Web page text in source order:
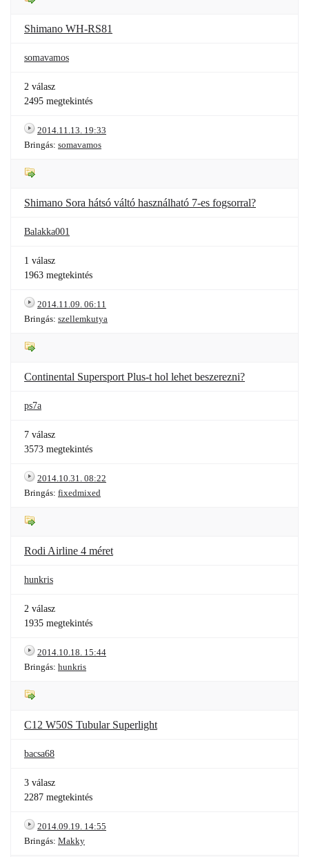
Shimano WH-RS81
somavamos
2 válasz
2495 megtekintés
2014.11.13. 19:33
Bringás: somavamos
Shimano Sora hátsó váltó használható 7-es fogsorral?
Balakka001
1 válasz
1963 megtekintés
2014.11.09. 06:11
Bringás: szellemkutya
Continental Supersport Plus-t hol lehet beszerezni?
ps7a
7 válasz
3573 megtekintés
2014.10.31. 08:22
Bringás: fixedmixed
Rodi Airline 4 méret
hunkris
2 válasz
1935 megtekintés
2014.10.18. 15:44
Bringás: hunkris
C12 W50S Tubular Superlight
bacsa68
3 válasz
2287 megtekintés
2014.09.19. 14:55
Bringás: Makky